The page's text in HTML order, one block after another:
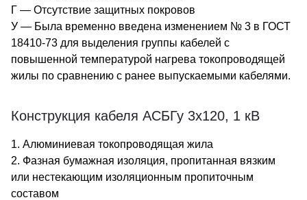
Г — Отсутствие защитных покровов
У — Была временно введена изменением № 3 в ГОСТ
18410-73 для выделения группы кабелей с
повышенной температурой нагрева токопроводящей
жилы по сравнению с ранее выпускаемыми кабелями.
Конструкция кабеля АСБГу 3х120, 1 кВ
1. Алюминиевая токопроводящая жила
2. Фазная бумажная изоляция, пропитанная вязким
или нестекающим изоляционным пропиточным
составом